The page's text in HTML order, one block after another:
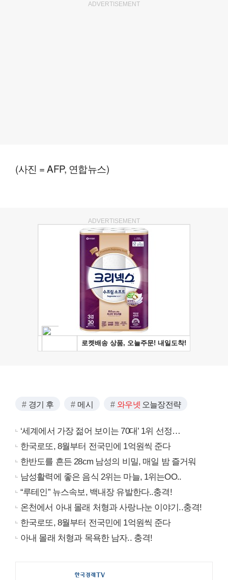
ADVERTISEMENT
(사진 = AFP, 연합뉴스)
ADVERTISEMENT
경기 후 메시 와우넷 오늘장전략
‘세계에서 가장 젊어 보이는 70대’ 1위 선정…
한국로또, 8월부터 전국민에 1억원씩 준다
한반도를 흔든 28cm 남성의 비밀, 매일 밤 즐거워
남성활력에 좋은 음식 2위는 마늘, 1위는OO..
“루테인” 뉴스속보, 백내장 유발한다..충격!
온천에서 아내 몰래 처형과 사랑나눈 이야기..충격!
한국로또, 8월부터 전국민에 1억원씩 준다
아내 몰래 처형과 목욕한 남자.. 충격!